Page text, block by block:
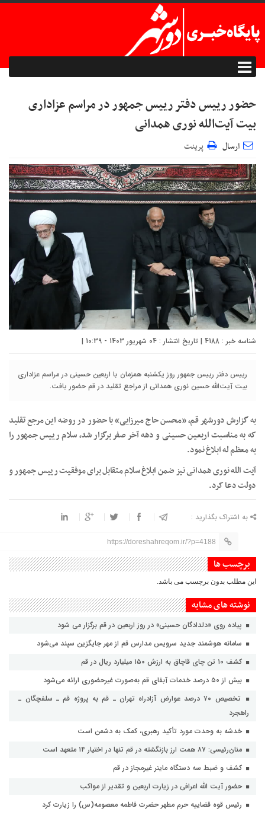
حضور رییس دفتر رییس جمهور در مراسم عزاداری
بیت آیت‌الله نوری همدانی
ارسال پرینت
شناسه خبر : 4188 | تاریخ انتشار : 04 شهریور 1403 - 10:39 |
رییس دفتر رییس جمهور روز یکشنبه همزمان با اربعین حسینی در مراسم عزاداری
بیت آیت‌الله حسین نوری همدانی از مراجع تقلید در قم حضور یافت.
به گزارش دورشهر قم، «محسن حاج میرزایی» با حضور در روضه این مرجع تقلید
که به مناسبت اربعین حسینی و دهه آخر صفر برگزار شد، سلام رییس جمهور را
به معظم له ابلاغ نمود.
آیت الله نوری همدانی نیز ضمن ابلاغ سلام متقابل برای موفقیت رییس جمهور و
دولت دعا کرد.
به اشتراک بگذارید :
https://doreshahreqom.ir/?p=4188
برچسب ها
این مطلب بدون برچسب می باشد.
نوشته های مشابه
پیاده روی «دلدادگان حسینی» در روز اربعین در قم برگزار می شود
سامانه هوشمند جدید سرویس مدارس قم از مهر جایگزین سپند می‌شود
کشف ۱۰ تن چای قاچاق به ارزش ۱۵۰ میلیارد ریال در قم
بیش از ۵۰ درصد خدمات آبفای قم به‌صورت غیرحضوری ارائه می‌شود
تخصیص ۷۰ درصد عوارض آزادراه تهران ـ قم به پروژه قم ـ سلفچگان ـ
راهجرد
خدشه به وحدت مورد تأکید رهبری، کمک به دشمن است
منان‌رئیسی: ۸۷ همت ارز بازنگشته در قم تنها در اختیار ۱۴ متعهد است
کشف و ضبط سه دستگاه ماینر غیرمجاز در قم
حضور آیت الله اعرافی در زیارت اربعین و تقدیر از مواکب
رئیس قوه قضاییه حرم مطهر حضرت فاطمه معصومه(س) را زیارت کرد